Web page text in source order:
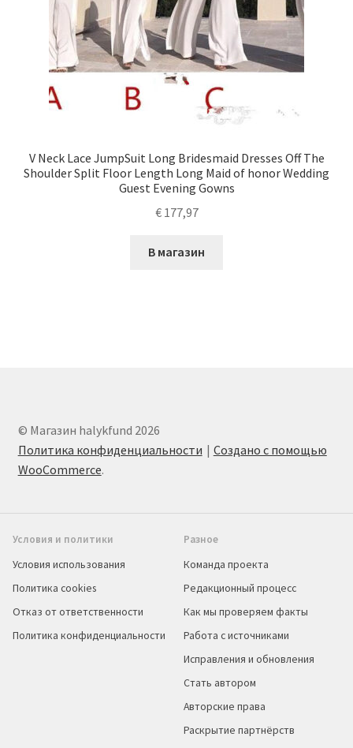
V Neck Lace JumpSuit Long Bridesmaid Dresses Off The
Shoulder Split Floor Length Long Maid of honor Wedding
Guest Evening Gowns
€177,97
В магазин
© Магазин halykfund 2026
Политика конфиденциальности
Создано с помощью
WooCommerce.
Условия и политики
Условия использования
Политика cookies
Отказ от ответственности
Политика конфиденциальности
Разное
Команда проекта
Редакционный процесс
Как мы проверяем факты
Работа с источниками
Исправления и обновления
Стать автором
Авторские права
Раскрытие партнёрств